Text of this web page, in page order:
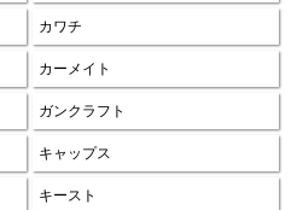
カワチ
カーメイト
ガンクラフト
キャップス
キースト